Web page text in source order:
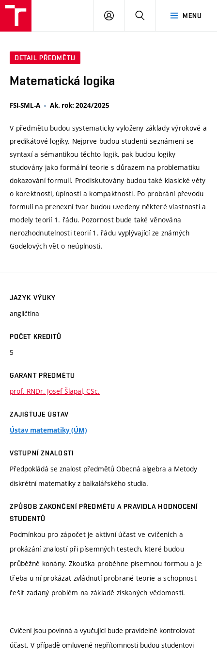
MENU
PŘIHLÁSIT
DETAIL PŘEDMĚTU
Matematická logika
FSI-SML-A Ak. rok: 2024/2025
V předmětu budou systematicky vyloženy základy výrokové a
predikátové logiky. Nejprve budou studenti seznámeni se
syntaxí a sémantikou těchto logik, pak budou logiky
studovány jako formální teorie s důrazem na problematiku
dokazování formulí. Prodiskutovány budou také klasické věty
o korektnosti, úplnosti a kompaktnosti. Po probrání převodu
formulí na prenexní tvar budou uvedeny některé vlastnosti a
modely teorií 1. řádu. Pozornost bude také věnována
nerozhodnutelnosti teorií 1. řádu vyplývající ze známých
Gödelových vět o neúplnosti.
JAZYK VÝUKY
angličtina
POČET KREDITŮ
5
GARANT PŘEDMĚTU
prof. RNDr. Josef Šlapal, CSc.
ZAJIŠŤUJE ÚSTAV
Ústav matematiky (ÚM)
VSTUPNÍ ZNALOSTI
Předpokládá se znalost předmětů Obecná algebra a Metody
diskrétní matematiky z balkalářského studia.
ZPŮSOB ZAKONČENÍ PŘEDMĚTU A PRAVIDLA HODNOCENÍ
STUDENTŮ
Podmínkou pro zápočet je aktivní účast ve cvičeních a
prokázání znalostí při písemných testech, které budou
průběžně konány. Zkouška proběhne písemnou formou a je
třeba u ní prokázat zvládnutí probrané teorie a schopnost
řešit zadaný problém na základě získaných vědomostí.
Cvičení jsou povinná a vyučující bude pravidelně kontrolovat
účast. V případě omluvené nepřítomnosti budou studentovi